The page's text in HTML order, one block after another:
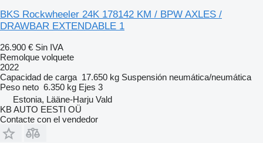
BKS Rockwheeler 24K 178142 KM / BPW AXLES /
DRAWBAR EXTENDABLE 1
26.900 € Sin IVA
Remolque volquete
2022
Capacidad de carga 17.650 kg Suspensión neumática/neumática
Peso neto 6.350 kg Ejes 3
Estonia, Lääne-Harju Vald
KB AUTO EESTI OÜ
Contacte con el vendedor